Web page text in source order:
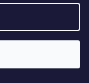
- Orli na